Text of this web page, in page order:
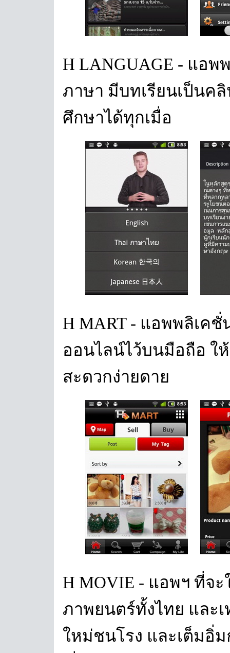
H LANGUAGE - แอพ
ภาษา มีบทเรียนเป็นค
ศึกษาได้ทุกเมื่อ
H MART - แอพพลิเค
ออนไลน์ไว้บนมือถือ ใ
สะดวกง่ายดาย
H MOVIE - แอพฯ ที่จ
ภาพยนตร์ทั้งไทย และ
ใหม่ชนโรง และเต็มอิ่